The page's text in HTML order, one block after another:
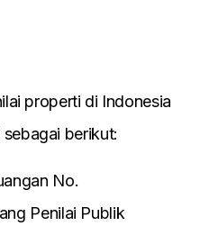
properti di Indonesia
berikut:
No.
Penilai Publik